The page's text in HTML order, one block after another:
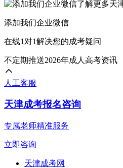
添加我们企业微信
在线1对1解决您的成考疑问
不定期推送2026年成人高考资讯
人工客服
天津成考报名咨询
专属老师精准服务
立即咨询
天津成考网